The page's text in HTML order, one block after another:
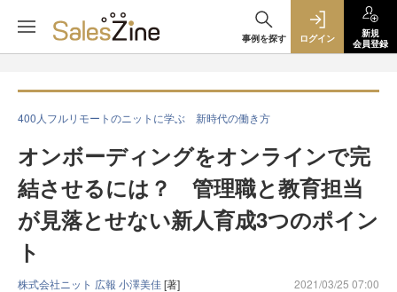
事例を探す ログイン
新規
会員登録
400人フルリモートのニットに学ぶ 新時代の働き方
オンボーディングをオンラインで完
結させるには？ 管理職と教育担当
が見落とせない新人育成3つのポイン
ト
株式会社ニット 広報 小澤美佳[著] 2021/03/25 07:00